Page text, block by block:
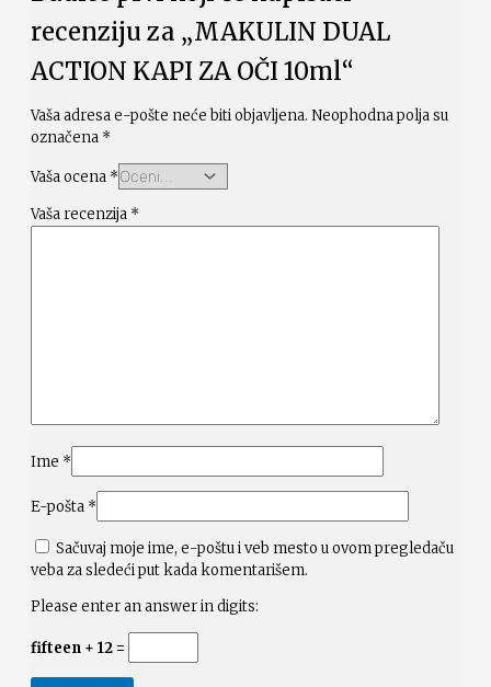
recenziju za „MAKULIN DUAL
ACTION KAPI ZA OČI 10ml“
Vaša adresa e-pošte neće biti objavljena. Neophodna polja su
označena *
Vaša ocena *
Vaša recenzija *
Ime *
E-pošta *
Sačuvaj moje ime, e-poštu i veb mesto u ovom pregledaču
veba za sledeći put kada komentarišem.
Please enter an answer in digits:
fifteen + 12 =